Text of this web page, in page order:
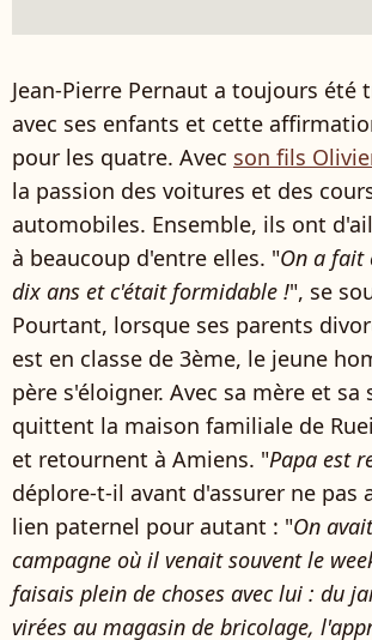
Jean-Pierre Pernaut a toujours été
avec ses enfants et cette
pour les quatre. Avec son fils
la passion des voitures et des
automobiles. Ensemble, ils ont
à beaucoup d'entre elles. "On a fait
dix ans et c'était formidable !", se
Pourtant, lorsque ses parents
est en classe de 3ème, le jeune
père s'éloigner. Avec sa mère et sa
quittent la maison familiale de
et retournent à Amiens. "Papa est
déplore-t-il avant d'assurer ne pas
lien paternel pour autant : "On
campagne où il venait souvent le
faisais plein de choses avec lui : du
virées au magasin de bricolage,